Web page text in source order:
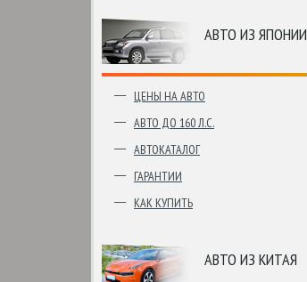
АВТО ИЗ ЯПОНИИ
ЦЕНЫ НА АВТО
АВТО ДО 160 Л.С.
АВТОКАТАЛОГ
ГАРАНТИИ
КАК КУПИТЬ
АВТО ИЗ КИТАЯ